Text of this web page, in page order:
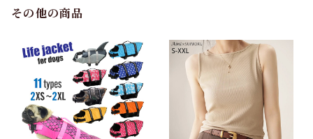
その他の商品